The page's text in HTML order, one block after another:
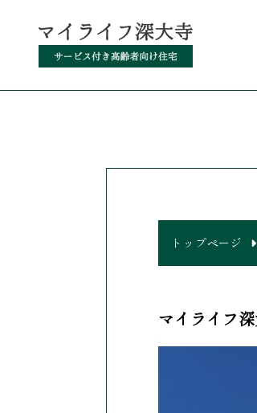
トップページ
マイライフ